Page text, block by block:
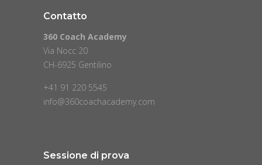
Contatto
360 Coach Academy
Via Nocc 20
CH-6925 Gentilino
+41 91 220 5545
info@360coachacademy.com
Sessione di prova